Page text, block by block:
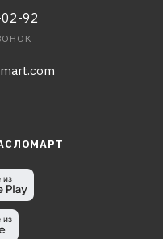
92